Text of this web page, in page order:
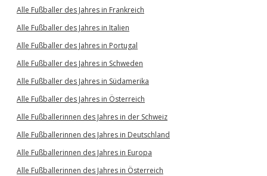
Alle Fußballer des Jahres in Frankreich
Alle Fußballer des Jahres in Italien
Alle Fußballer des Jahres in Portugal
Alle Fußballer des Jahres in Schweden
Alle Fußballer des Jahres in Südamerika
Alle Fußballer des Jahres in Österreich
Alle Fußballerinnen des Jahres in der Schweiz
Alle Fußballerinnen des Jahres in Deutschland
Alle Fußballerinnen des Jahres in Europa
Alle Fußballerinnen des Jahres in Österreich